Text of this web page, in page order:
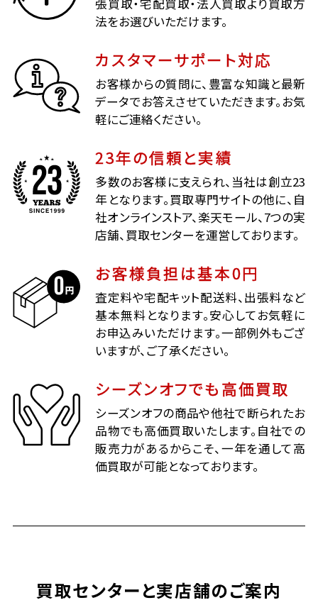
張買取・宅配買取・法人買取より買取方
法をお選びいただけます。
カスタマーサポート対応
お客様からの質問に、豊富な知識と最新
データでお答えさせていただきます。お気
軽にご連絡ください。
23年の信頼と実績
多数のお客様に支えられ、当社は創立23
年となります。買取専門サイトの他に、自
社オンラインストア、楽天モール、7つの実
店舗、買取センターを運営しております。
お客様負担は基本0円
査定料や宅配キット配送料、出張料など
基本無料となります。安心してお気軽に
お申込みいただけます。一部例外もござ
いますが、ご了承ください。
シーズンオフでも高価買取
シーズンオフの商品や他社で断られたお
品物でも高価買取いたします。自社での
販売力があるからこそ、一年を通して高
価買取が可能となっております。
買取センターと実店舗のご案内